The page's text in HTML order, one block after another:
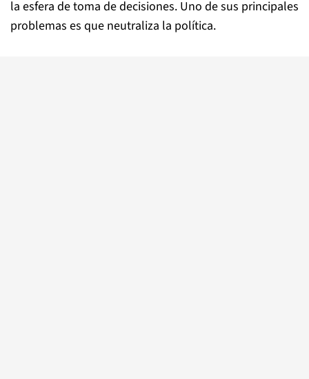
la esfera de toma de decisiones. Uno de sus principales
problemas es que neutraliza la política.